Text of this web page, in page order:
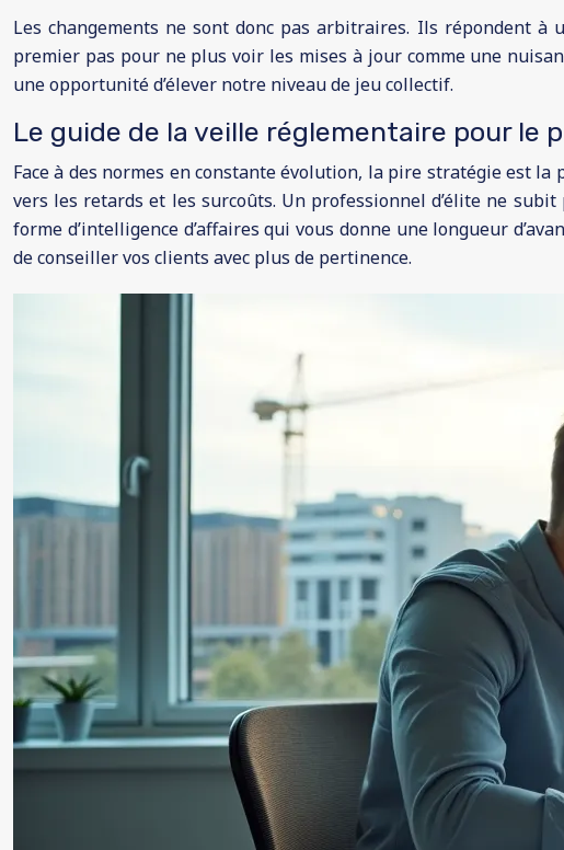
Les changements ne sont donc pas arbitraires. Ils répondent à
premier pas pour ne plus voir les mises à jour comme une
une opportunité d’élever notre niveau de jeu collectif.
Le guide de la veille réglementaire pour le
Face à des normes en constante évolution, la pire stratégie est
vers les retards et les surcoûts. Un professionnel d’élite ne
forme d’intelligence d’affaires qui vous donne une longueur
de conseiller vos clients avec plus de pertinence.